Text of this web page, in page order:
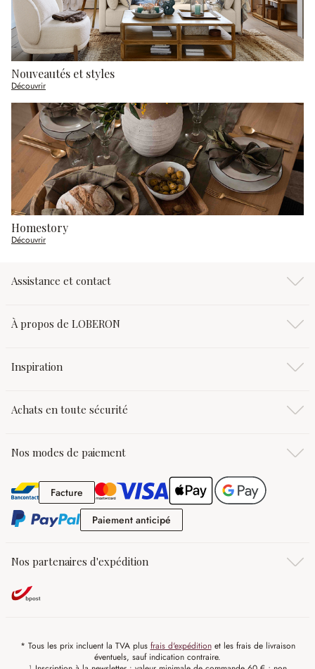
Nouveautés et styles
Découvrir
Homestory
Découvrir
Assistance et contact
À propos de LOBERON
Inspiration
Achats en toute sécurité
Nos modes de paiement
FactureFacture
Paiement anticipé
Nos partenaires d'expédition
* Tous les prix incluent la TVA plus frais d'expéditionet les frais de livraison
éventuels, sauf indication contraire.